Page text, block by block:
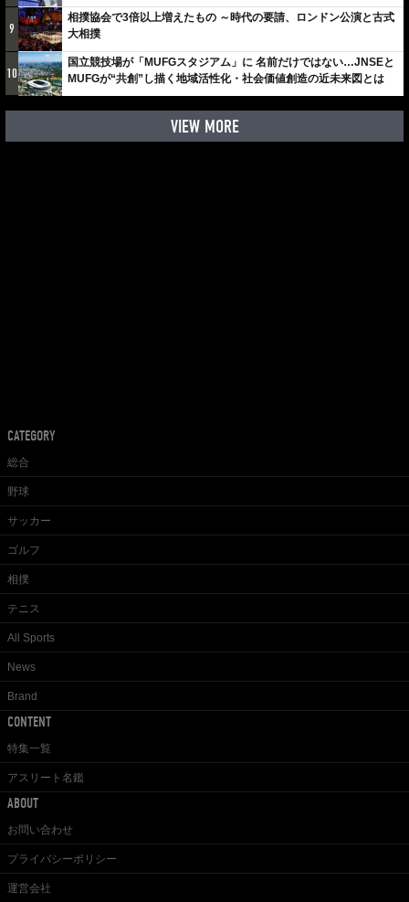
9
相撲協会で3倍以上増えたもの ～時代の要請、ロンドン公演と古式
大相撲
10
国立競技場が「MUFGスタジアム」に 名前だけではない…JNSEと
MUFGが“共創”し描く地域活性化・社会価値創造の近未来図とは
VIEW MORE
CATEGORY
総合
野球
サッカー
ゴルフ
相撲
テニス
All Sports
News
Brand
CONTENT
特集一覧
アスリート名鑑
ABOUT
お問い合わせ
プライバシーポリシー
運営会社